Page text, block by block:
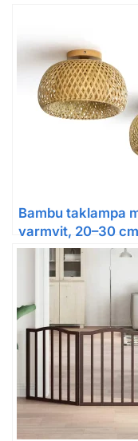
Bambu taklampa
varmvit, 20–30
inomhusbruk